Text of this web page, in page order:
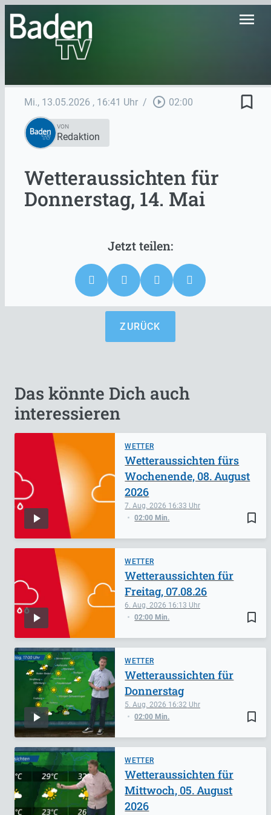
menu
Mi., 13.05.2026 , 16:41 Uhr / play_circle_outline 02:00 bookmark_border
VON
Redaktion
Wetteraussichten für
Donnerstag, 14. Mai
ZURÜCK
Das könnte Dich auch
interessieren
WETTER
bookmark_border
7. Aug. 2026 16:33
02:00 Min.
Wetteraussichten fürs
Wochenende, 08. August
2026
WETTER
bookmark_border
6. Aug. 2026 16:13
02:00 Min.
Wetteraussichten für
Freitag, 07.08.26
WETTER
bookmark_border
5. Aug. 2026 16:32
02:00 Min.
Wetteraussichten für
Donnerstag
WETTER
Wetteraussichten für
Mittwoch, 05. August
2026